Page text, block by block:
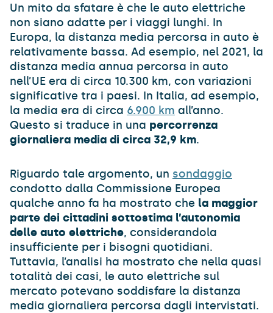
Un mito da sfatare è che le auto elettriche
non siano adatte per i viaggi lunghi. In
Europa, la distanza media percorsa in auto è
relativamente bassa. Ad esempio, nel 2021, la
distanza media annua percorsa in auto
nell’UE era di circa 10.300 km, con variazioni
significative tra i paesi. In Italia, ad esempio,
la media era di circa 6.900 km all’anno.
Questo si traduce in una percorrenza
giornaliera media di circa 32,9 km.
Riguardo tale argomento, un sondaggio
condotto dalla Commissione Europea
qualche anno fa ha mostrato che la maggior
parte dei cittadini sottostima l’autonomia
delle auto elettriche, considerandola
insufficiente per i bisogni quotidiani.
Tuttavia, l’analisi ha mostrato che nella quasi
totalità dei casi, le auto elettriche sul
mercato potevano soddisfare la distanza
media giornaliera percorsa dagli intervistati.